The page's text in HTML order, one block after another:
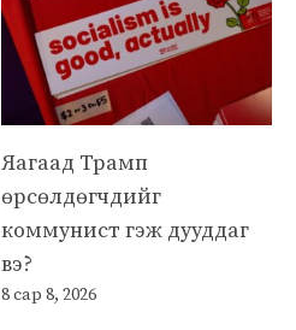
Яагаад Трамп
өрсөлдөгчдийг
коммунист гэж дууддаг
вэ?
8 сар 8, 2026